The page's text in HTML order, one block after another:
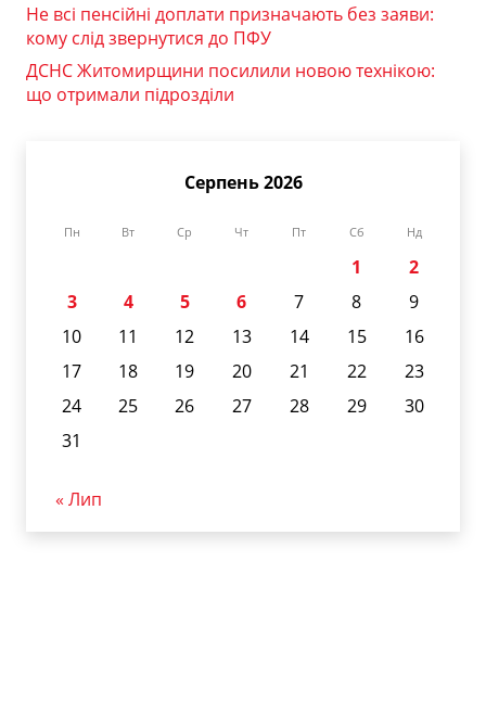
Не всі пенсійні доплати призначають без заяви:
кому слід звернутися до ПФУ
ДСНС Житомирщини посилили новою технікою:
що отримали підрозділи
Серпень 2026
Пн Вт Ср Чт Пт Сб Нд
1
2
3
4 5 6 7 8
9
10
11 12 13 14 15
16
17
18 19 20 21 22
23
24
25 26 27 28 29
30
31
« Лип